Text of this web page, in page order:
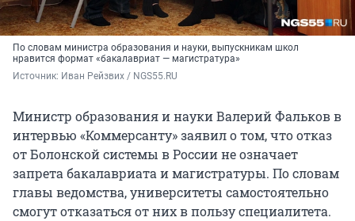
По словам министра образования и науки, выпускникам школ
нравится формат «бакалавриат — магистратура»
Источник: Иван Рейзвих / NGS55.RU
Министр образования и науки Валерий Фальков в
интервью «Коммерсанту» заявил о том, что отказ
от Болонской системы в России не означает
запрета бакалавриата и магистратуры. По словам
главы ведомства, университеты самостоятельно
смогут отказаться от них в пользу специалитета.